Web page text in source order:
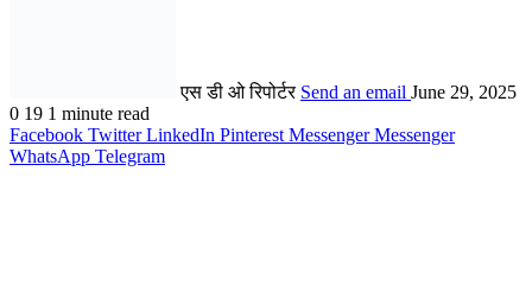
एस डी ओ रिपोर्टर Send an email June 29, 2025
0 19 1 minute read
Facebook Twitter LinkedIn Pinterest Messenger Messenger
WhatsApp Telegram